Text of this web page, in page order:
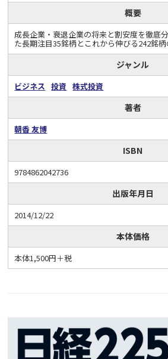
概要
成長企業・衰退企業の将来と割安度を徹底
た長期注目35銘柄とこれから伸びる242銘
ジャンル
ビジネス 投資 株式投資
著者
朝香 友博
ISBN
9784862042736
出版年月日
2014/12/22
本体価格
本体1,500円＋税